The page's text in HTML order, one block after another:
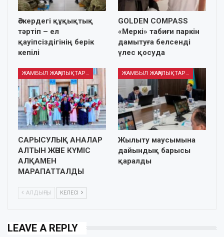
Әскердегі құқықтық
тәртіп – ел
қауіпсіздігінің берік
кепілі
GOLDEN COMPASS
«Меркі» табиғи паркін
дамытуға белсенді
үлес қосуда
ЖАМБЫЛ ЖАҢАЛЫҚТАРЫ
САРЫСУЛЫҚ АНАЛАР
АЛТЫН ЖӘНЕ КҮМІС
АЛҚАМЕН
МАРАПАТТАЛДЫ
ЖАМБЫЛ ЖАҢАЛЫҚТАРЫ
Жылыту маусымына
дайындық барысы
қаралды
АЛДЫҢҒЫ КЕЛЕСІ
LEAVE A REPLY